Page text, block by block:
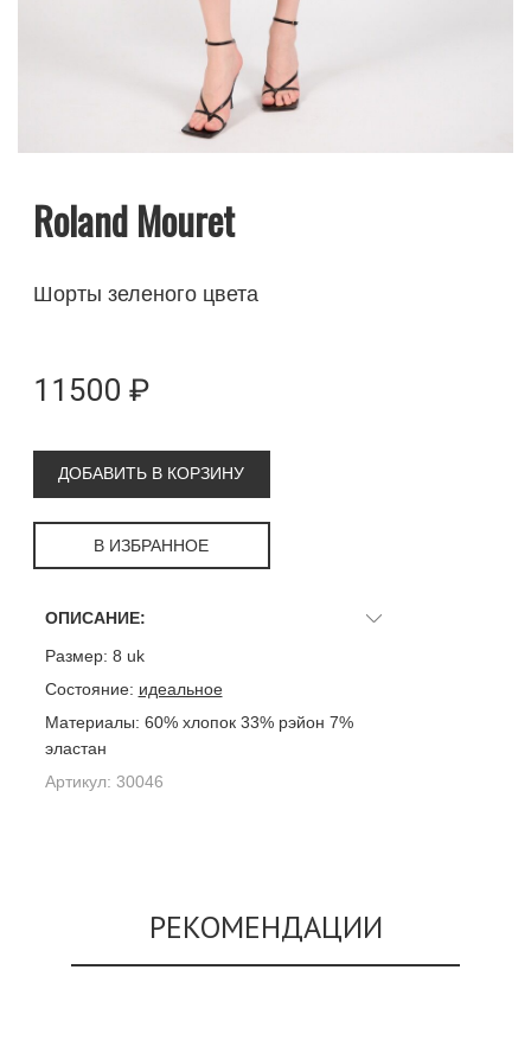
Roland Mouret
Шорты зеленого цвета
11500 ₽
ДОБАВИТЬ В КОРЗИНУ
В ИЗБРАННОЕ
ОПИСАНИЕ:
Размер: 8 uk
Состояние: идеальное
Материалы: 60% хлопок 33% рэйон 7%
эластан
Артикул: 30046
РЕКОМЕНДАЦИИ